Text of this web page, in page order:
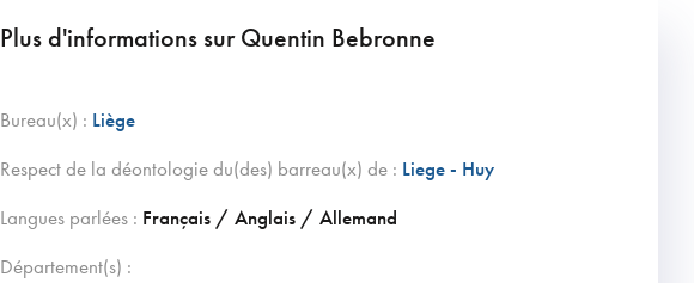
Plus d'informations sur Quentin Bebronne
Bureau(x) : Liège
Respect de la déontologie du(des) barreau(x) de : Liege - Huy
Langues parlées : Français / Anglais / Allemand
Département(s) :